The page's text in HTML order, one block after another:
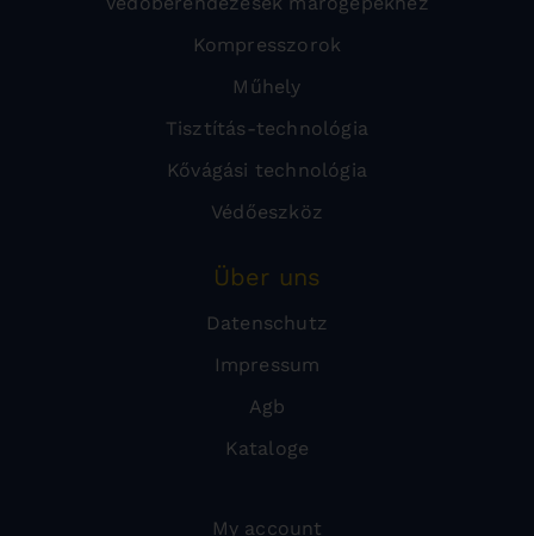
Kompresszorok
Műhely
Tisztítás-technológia
Kővágási technológia
Védőeszköz
Über uns
Datenschutz
Impressum
Agb
Kataloge
My account